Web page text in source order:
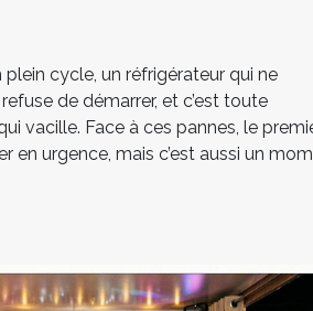
plein cycle, un réfrigérateur qui ne
de démarrer, et c’est toute
vacille. Face à ces pannes, le
en urgence, mais c’est aussi un